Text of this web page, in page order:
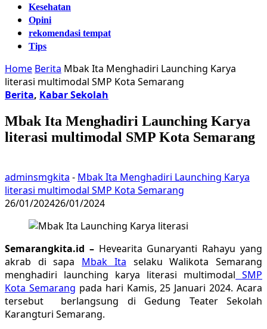
Kesehatan
Opini
rekomendasi tempat
Tips
Home Berita Mbak Ita Menghadiri Launching Karya
literasi multimodal SMP Kota Semarang
Berita, Kabar Sekolah
Mbak Ita Menghadiri Launching Karya
literasi multimodal SMP Kota Semarang
adminsmgkita - Mbak Ita Menghadiri Launching Karya
literasi multimodal SMP Kota Semarang
26/01/202426/01/2024
Semarangkita.id –Hevearita Gunaryanti Rahayu yang
akrab di sapa Mbak Ita selaku Walikota Semarang
menghadiri launching karya literasi multimodal SMP
Kota Semarang pada hari Kamis, 25 Januari 2024. Acara
tersebut berlangsung di Gedung Teater Sekolah
Karangturi Semarang.